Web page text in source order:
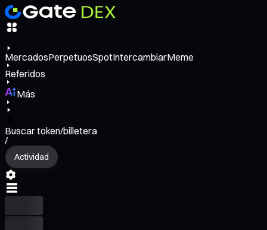
MercadosPerpetuosSpotIntercambiarMeme
Referidos
Más
Buscar token/billetera
/
Actividad